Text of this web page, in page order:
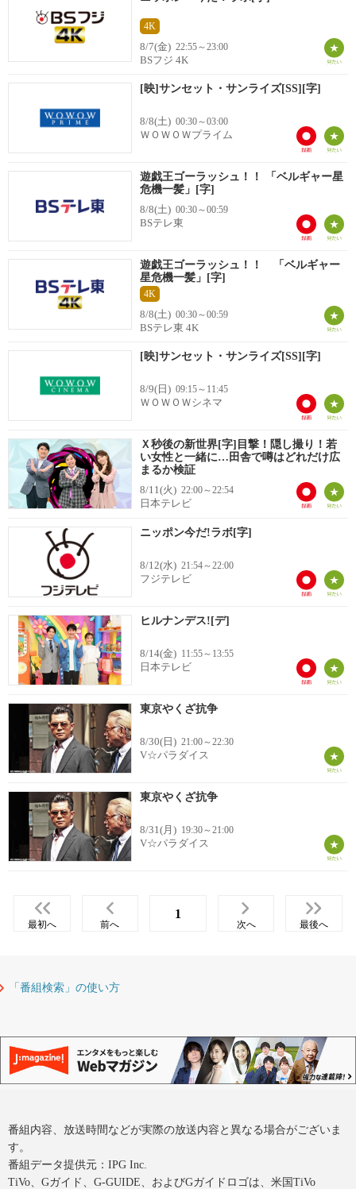
4K
8/7(金) 22:55～23:00
BSフジ 4K
[映]サンセット・サンライズ[SS][字]
8/8(土) 00:30～03:00
ＷＯＷＯＷプライム
遊戯王ゴーラッシュ！！ 「ベルギャー星
危機一髪」[字]
8/8(土) 00:30～00:59
BSテレ東
遊戯王ゴーラッシュ！！ 「ベルギャー
星危機一髪」[字]
4K
8/8(土) 00:30～00:59
BSテレ東 4K
[映]サンセット・サンライズ[SS][字]
8/9(日) 09:15～11:45
ＷＯＷＯＷシネマ
Ｘ秒後の新世界[字]目撃！隠し撮り！若
い女性と一緒に…田舎で噂はどれだけ広
まるか検証
8/11(火) 22:00～22:54
日本テレビ
ニッポン今だ!ラボ[字]
8/12(水) 21:54～22:00
フジテレビ
ヒルナンデス![デ]
8/14(金) 11:55～13:55
日本テレビ
東京やくざ抗争
8/30(日) 21:00～22:30
V☆パラダイス
東京やくざ抗争
8/31(月) 19:30～21:00
V☆パラダイス
最初へ 前へ
1
次へ 最後へ
「番組検索」の使い方
番組内容、放送時間などが実際の放送内容と異なる場合がございま
す。
番組データ提供元：IPG Inc.
TiVo、Gガイド、G-GUIDE、およびGガイドロゴは、米国TiVo